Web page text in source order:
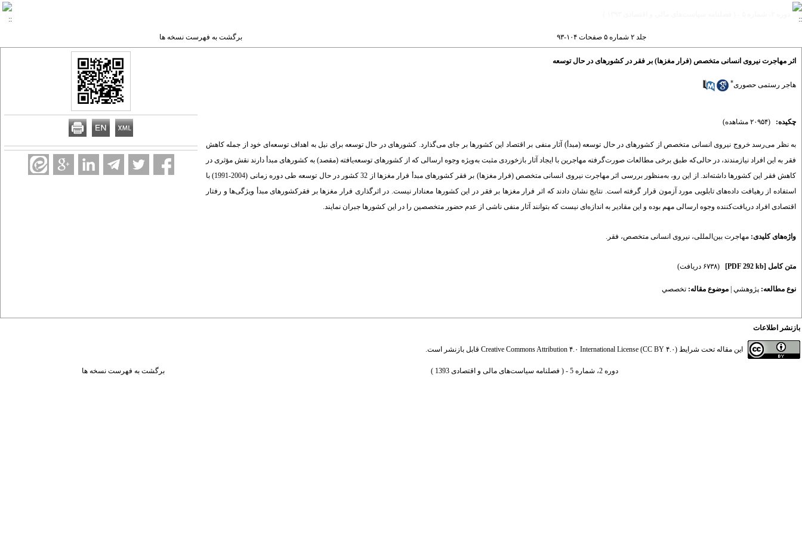
جلد ۲ شماره ۵ صفحات ۱۰۴-۹۳ برگشت به فهرست نسخه ها
اثر مهاجرت نیروی انسانی متخصص (فرار مغزها) بر فقر در کشورهای در حال توسعه
هاجر رستمی حصوری*
چکیده: (۲۰۹۵۴ مشاهده)
به نظر می‌رسد خروج نیروی انسانی متخصص از کشورهای در حال توسعه (مبدأ) آثار منفی بر اقتصاد این کشورها بر جای می‌گذارد. کشورهای در حال توسعه برای نیل به اهداف توسعه‌ای خود از جمله کاهش
فقر به این افراد نیازمندند، در حالی‌که طبق برخی مطالعات صورت‌گرفته مهاجرین با ایجاد آثار بازخوردی مثبت به‌ویژه وجوه ارسالی که از کشورهای توسعه‌یافته (مقصد) به کشورهای مبدأ دارند نقش مؤثری در
کاهش فقر این کشورها داشته‌اند. از این رو، به‌منظور بررسی اثر مهاجرت نیروی انسانی متخصص (فرار مغزها) بر فقر کشورهای مبدأ فرار مغزها از 32 کشور در حال توسعه طی دوره زمانی (2004-1991) با
استفاده از رهیافت داده‌های تابلویی مورد آزمون قرار گرفته است. نتایج نشان دادند که اثر فرار مغزها بر فقر در این کشورها معنادار نیست. در اثرگذاری فرار مغزها بر فقرکشورهای مبدأ ویژگی‌ها و رفتار
اقتصادی افراد دریافت‌کننده وجوه ارسالی مهم بوده و این مقادیر به اندازه‌ای نیست که بتوانند آثار منفی ناشی از عدم حضور متخصصین را در این کشورها جبران نمایند.
واژه‌های کلیدی: مهاجرت بین‌المللی، نیروی انسانی متخصص، فقر.
متن کامل [PDF 292 kb] (۶۷۳۸ دریافت)
نوع مطالعه: پژوهشي موضوع مقاله: تخصصي
بازنشر اطلاعات
این مقاله تحت شرایط Creative Commons Attribution ۴.۰ International License (CC BY ۴.۰) قابل بازنشر است.
دوره 2، شماره 5 - ( فصلنامه سیاست‌های مالی و اقتصادی 1393 ) برگشت به فهرست نسخه ها